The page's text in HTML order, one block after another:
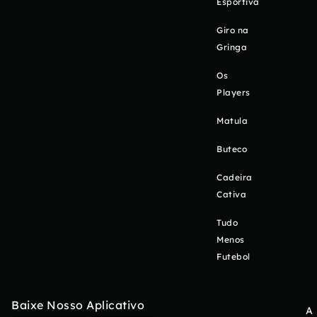
Giro na
Gringa
Os
Players
Matula
Buteco
Cadeira
Cativa
Tudo
Menos
Futebol
Baixe Nosso Aplicativo
A